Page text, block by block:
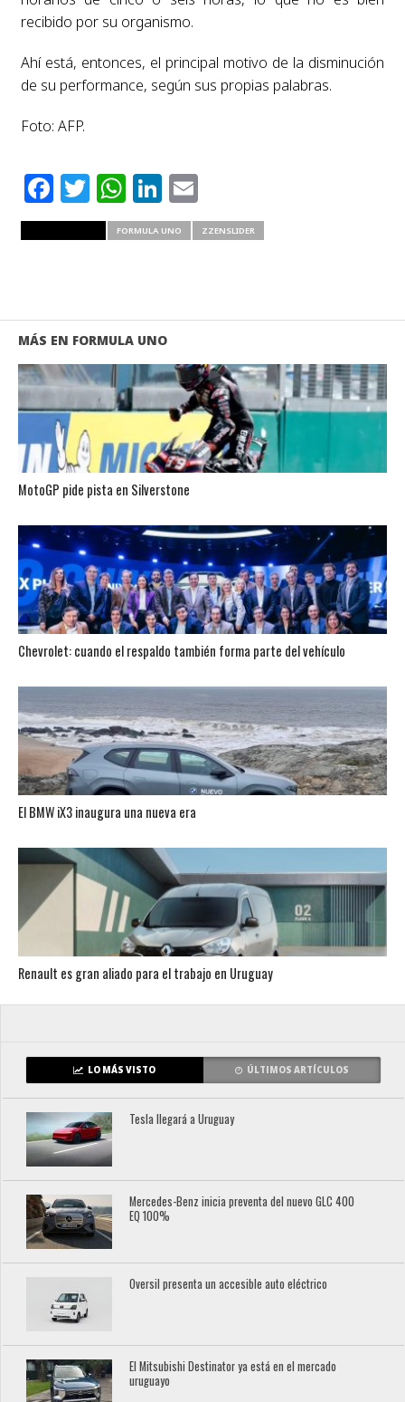
recibido por su organismo.
Ahí está, entonces, el principal motivo de la disminución
de su performance, según sus propias palabras.
Foto: AFP.
Facebook
Twitter
WhatsApp
LinkedIn
Email
FORMULA UNO ZZENSLIDER
MÁS EN FORMULA UNO
MotoGP pide pista en Silverstone
Chevrolet: cuando el respaldo también forma parte del vehículo
El BMW iX3 inaugura una nueva era
Renault es gran aliado para el trabajo en Uruguay
LO MÁS VISTO ÚLTIMOS ARTÍCULOS
Tesla llegará a Uruguay
Mercedes-Benz inicia preventa del nuevo GLC 400
EQ 100%
Oversil presenta un accesible auto eléctrico
El Mitsubishi Destinator ya está en el mercado
uruguayo